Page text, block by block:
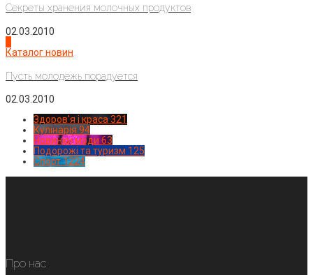
Секреты хранения молочных продуктов
02.03.2010
Каталог новин
Пусть молодежь порадуется
02.03.2010
Здоров'я і краса 321
Кулінарія 94
Новинки моди 63
Подорожі та туризм 125
Спорт1224
Про нас